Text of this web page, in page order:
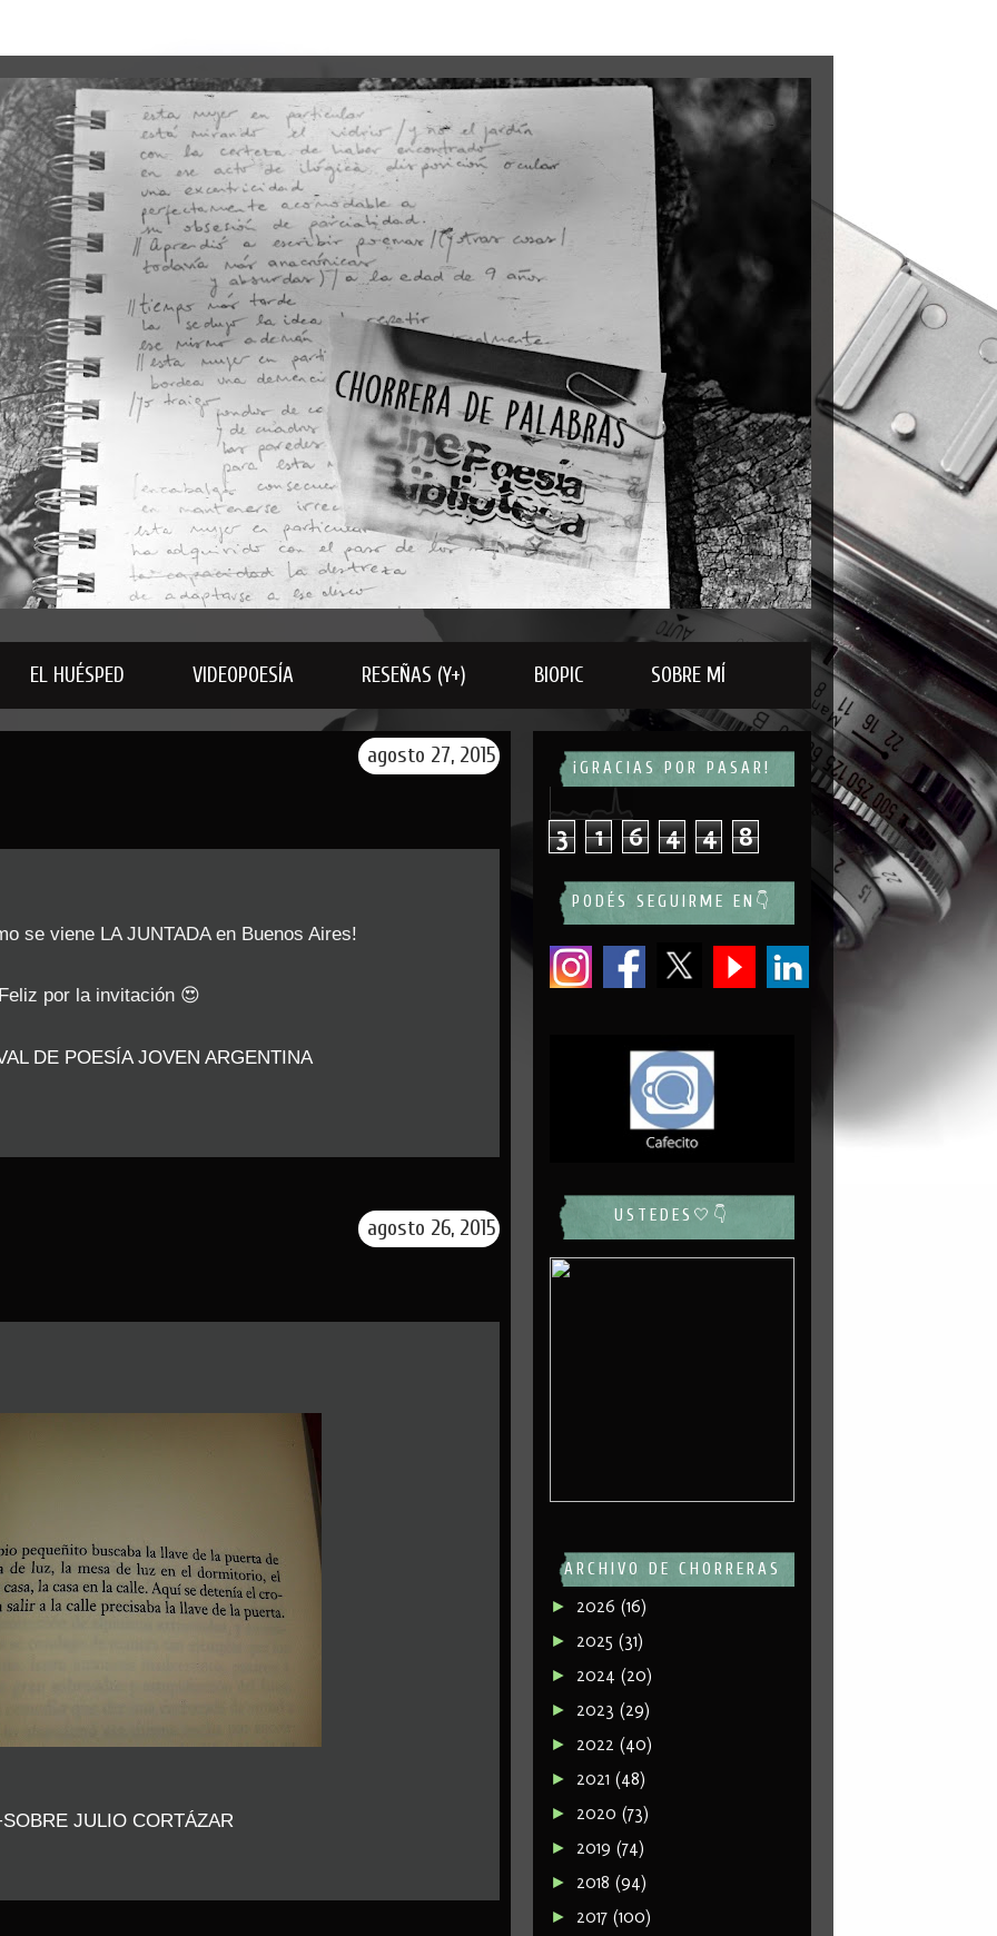
EL HUÉSPED VIDEOPOESÍA RESEÑAS (Y+) BIOPIC SOBRE MÍ
agosto 27, 2015
se viene LA JUNTADA en Buenos Aires!
por la invitación 😍
DE POESÍA JOVEN ARGENTINA
agosto 26, 2015
JULIO CORTÁZAR
¡GRACIAS POR PASAR!
3 1 6 4 4 8
PODÉS SEGUIRME EN👇
USTEDES🤍👇
ARCHIVO DE CHORRERAS
► 2026 (16)
► 2025 (31)
► 2024 (20)
► 2023 (29)
► 2022 (40)
► 2021 (48)
► 2020 (73)
► 2019 (74)
► 2018 (94)
► 2017 (100)